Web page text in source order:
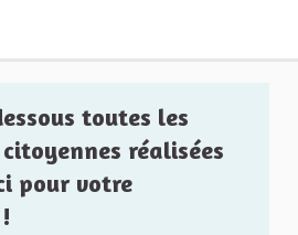
toutes les
réalisées
pour votre